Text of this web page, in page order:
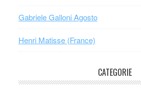
Gabriele Galloni Agosto
Henri Matisse (France)
CATEGORIE